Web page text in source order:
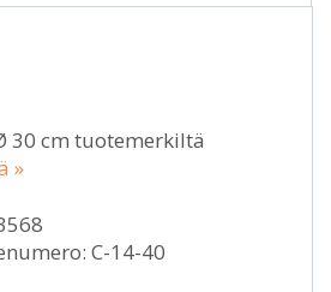
30 cm tuotemerkiltä
»
C-14-40